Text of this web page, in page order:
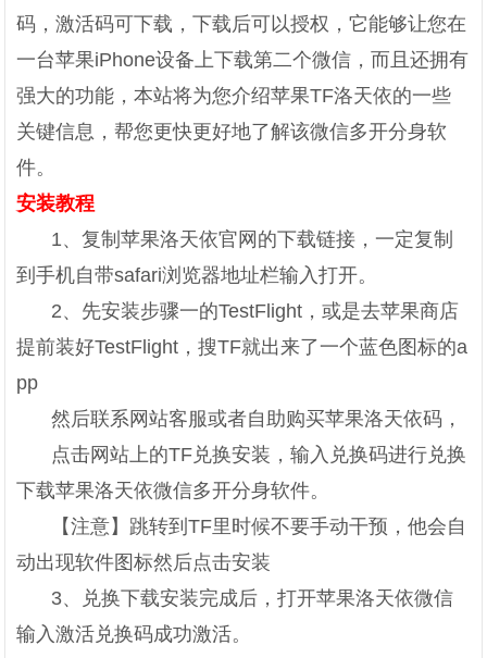
码，激活码可下载，下载后可以授权，它能够让您在
一台苹果iPhone设备上下载第二个微信，而且还拥有
强大的功能，本站将为您介绍苹果TF洛天依的一些
关键信息，帮您更快更好地了解该微信多开分身软
件。
安装教程
1、复制苹果洛天依官网的下载链接，一定复制
到手机自带safari浏览器地址栏输入打开。
2、先安装步骤一的TestFlight，或是去苹果商店
提前装好TestFlight，搜TF就出来了一个蓝色图标的a
pp
然后联系网站客服或者自助购买苹果洛天依码，
点击网站上的TF兑换安装，输入兑换码进行兑换
下载苹果洛天依微信多开分身软件。
【注意】跳转到TF里时候不要手动干预，他会自
动出现软件图标然后点击安装
3、兑换下载安装完成后，打开苹果洛天依微信
输入激活兑换码成功激活。